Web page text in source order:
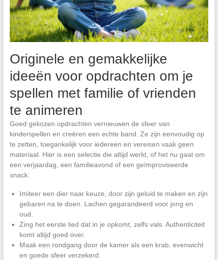
Originele en gemakkelijke
ideeën voor opdrachten om je
spellen met familie of vrienden
te animeren
Goed gekozen opdrachten vernieuwen de sfeer van
kinderspellen en creëren een echte band. Ze zijn eenvoudig op
te zetten, toegankelijk voor iedereen en vereisen vaak geen
materiaal. Hier is een selectie die altijd werkt, of het nu gaat om
een verjaardag, een familieavond of een geïmproviseerde
snack:
Imiteer een dier naar keuze, door zijn geluid te maken en zijn
gebaren na te doen. Lachen gegarandeerd voor jong en
oud.
Zing het eerste lied dat in je opkomt, zelfs vals. Authenticiteit
komt altijd goed over.
Maak een rondgang door de kamer als een krab, evenwicht
en goede sfeer verzekerd.